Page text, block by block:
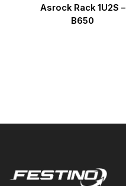
Asrock Rack 1U2S –
B650